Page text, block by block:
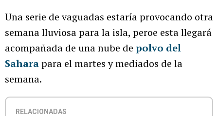
Una serie de vaguadas estaría provocando otra
semana lluviosa para la isla, peroe esta llegará
acompañada de una nube de polvo del
Saharapara el martes y mediados de la
semana.
RELACIONADAS